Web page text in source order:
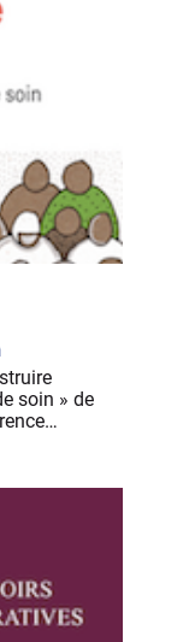
soin » de